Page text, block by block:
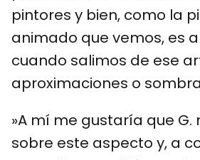
pintores y bien, como la
animado que vemos, es
cuando salimos de ese
aproximaciones o
»A mí me gustaría que G.
sobre este aspecto y, a